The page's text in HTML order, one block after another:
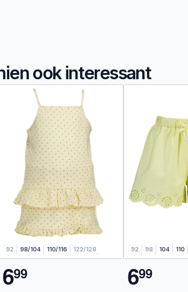
ook interessant
92 98/104 110/116 122/128
699
92 98 104 110
699